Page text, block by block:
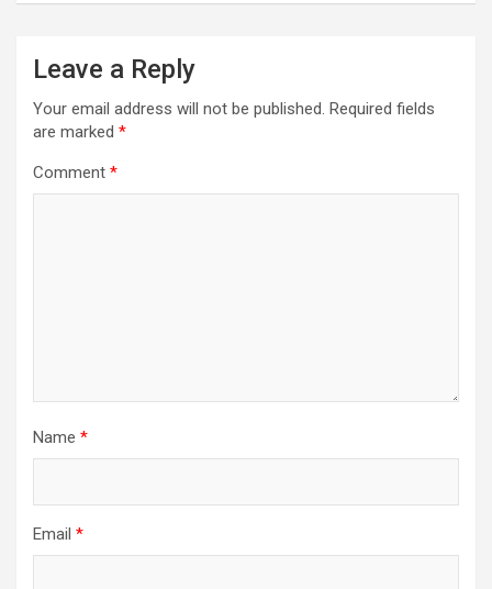
Leave a Reply
Your email address will not be published. Required fields
are marked *
Comment *
Name *
Email *